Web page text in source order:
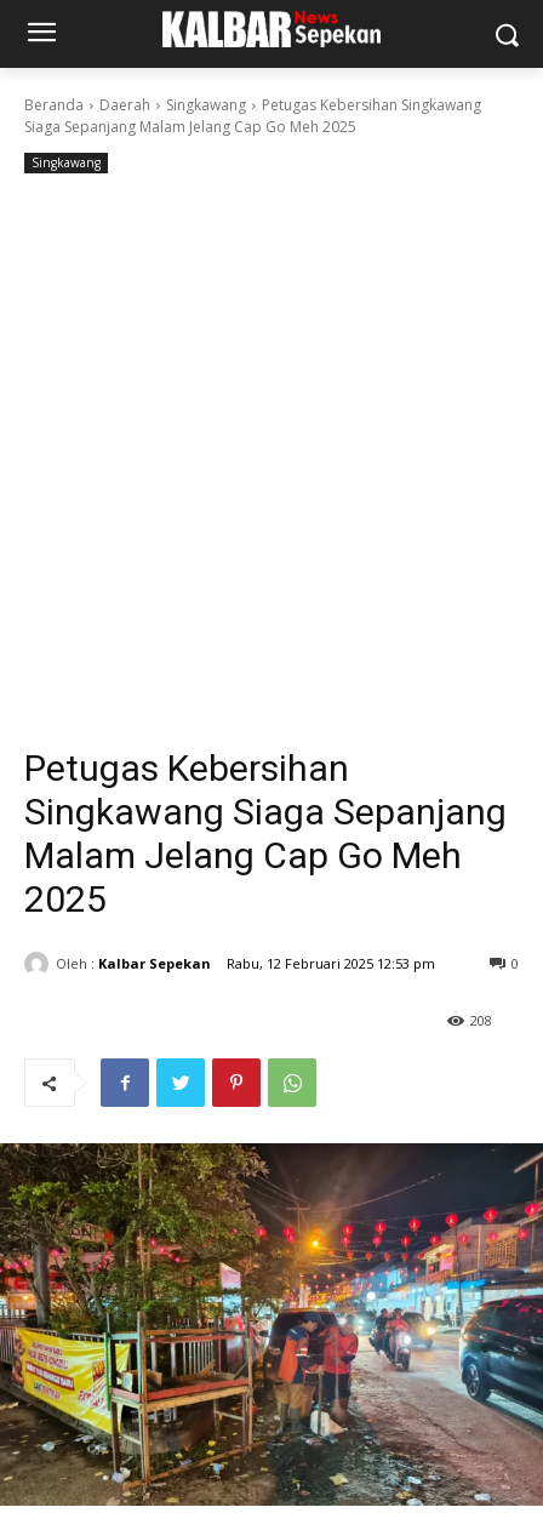
Beranda Daerah Singkawang
Petugas Kebersihan Singkawang
Siaga Sepanjang Malam Jelang Cap Go Meh 2025
Singkawang
Petugas Kebersihan
Singkawang Siaga Sepanjang
Malam Jelang Cap Go Meh
2025
Oleh : Kalbar Sepekan Rabu, 12 Februari 2025 12:53 pm 0
208